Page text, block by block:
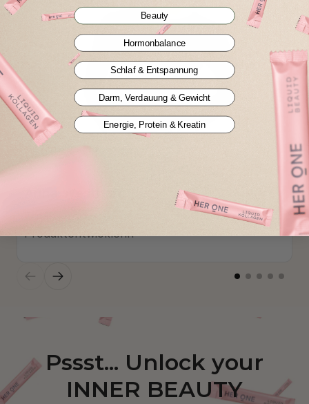
Produktentwicklerin
Pssst... Unlock your
INNER BEAUTY
Beauty
Hormonbalance
Schlaf & Entspannung
Darm, Verdauung & Gewicht
Energie, Protein & Kreatin